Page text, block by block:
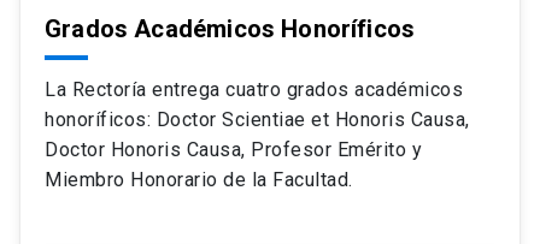
Grados Académicos Honoríficos
La Rectoría entrega cuatro grados académicos
honoríficos: Doctor Scientiae et Honoris Causa,
Doctor Honoris Causa, Profesor Emérito y
Miembro Honorario de la Facultad.